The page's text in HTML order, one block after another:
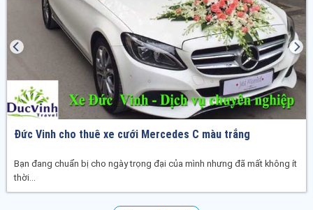
Đức Vinh cho thuê xe cưới Mercedes C màu trắng
Bạn đang chuẩn bị cho ngày trọng đại của mình nhưng đã mất không ít
thời...